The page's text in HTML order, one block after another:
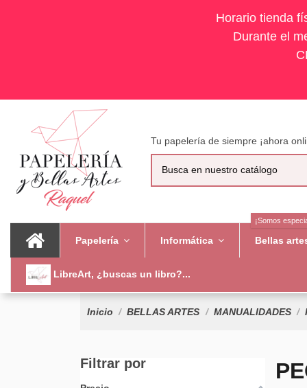
Horario tienda
Durante el
Tu papelería de siempre ¡ahora
Papelería Informática Bellas
¡Somos
LibreArt, ¿buscas un libro?...
Inicio BELLAS ARTES MANUALIDADES
Filtrar por